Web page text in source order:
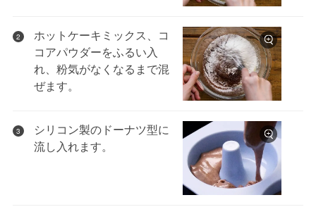
2
ホットケーキミックス、コ
コアパウダーをふるい入
れ、粉気がなくなるまで混
ぜます。
3
シリコン製のドーナツ型に
流し入れます。